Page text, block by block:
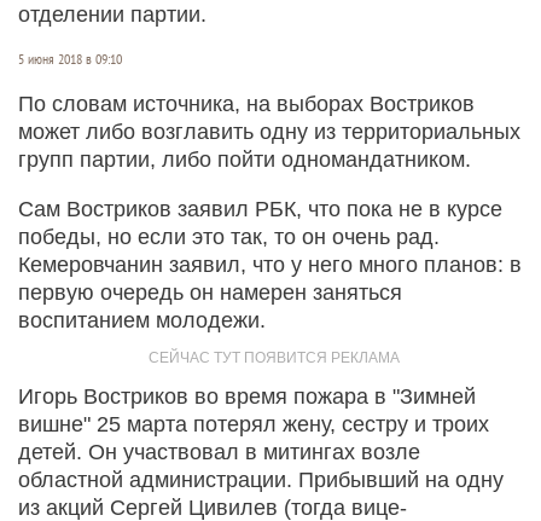
отделении партии.
5 июня 2018 в 09:10
По словам источника, на выборах Востриков
может либо возглавить одну из территориальных
групп партии, либо пойти одномандатником.
Сам Востриков заявил РБК, что пока не в курсе
победы, но если это так, то он очень рад.
Кемеровчанин заявил, что у него много планов: в
первую очередь он намерен заняться
воспитанием молодежи.
Игорь Востриков во время пожара в "Зимней
вишне" 25 марта потерял жену, сестру и троих
детей. Он участвовал в митингах возле
областной администрации. Прибывший на одну
из акций Сергей Цивилев (тогда вице-